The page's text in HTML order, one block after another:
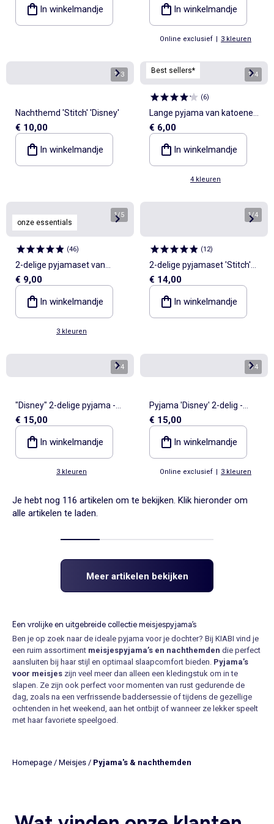
In winkelmandje In winkelmandje
Online exclusief | 3 kleuren
1/3
Nachthemd 'Stitch' 'Disney'
€ 10,00
In winkelmandje
Best sellers* 1/4
(6)
Lange pyjama van katoenen
jerseytricot - 2-delig
€ 6,00
In winkelmandje
4 kleuren
onze essentials
1/5
(46)
2-delige pyjamaset van
geribd katoen met top en
short
€ 9,00
In winkelmandje
3 kleuren
1/4
(12)
2-delige pyjamaset 'Stitch'
'Disney' met overhemd met
korte mouwen en short
€ 14,00
In winkelmandje
1/4
"Disney" 2-delige pyjama -
Sweater + broek
€ 15,00
In winkelmandje
3 kleuren
1/4
Pyjama 'Disney' 2-delig -
Sweater + broek
€ 15,00
In winkelmandje
Online exclusief | 3 kleuren
Je hebt nog 116 artikelen om te bekijken. Klik hieronder om
alle artikelen te laden.
Meer artikelen bekijken
Een vrolijke en uitgebreide collectie meisjespyjama’s
Ben je op zoek naar de ideale pyjama voor je dochter? Bij KIABI vind je
een ruim assortiment meisjespyjama’s en nachthemden die perfect
aansluiten bij haar stijl en optimaal slaapcomfort bieden. Pyjama’s
voor meisjes zijn veel meer dan alleen een kledingstuk om in te
slapen. Ze zijn ook perfect voor momenten van rust gedurende de
dag, zoals na een verfrissende baddersessie of tijdens de gezellige
ochtenden in het weekend, aan het ontbijt of wanneer ze lekker speelt
met haar favoriete speelgoed
weg is van een los vallendslaapkleed voor meisjes
gebruiksvriendelijke webshop, waar je snel vindt wat je zoekt dankzij
Homepage / Meisjes / Pyjama's & nachthemden